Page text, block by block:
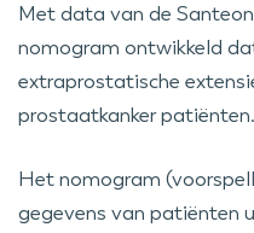
Met data van de Santeon
nomogram ontwikkeld
extraprostatische
prostaatkanker patiënten.
Het nomogram
gegevens van patiënten